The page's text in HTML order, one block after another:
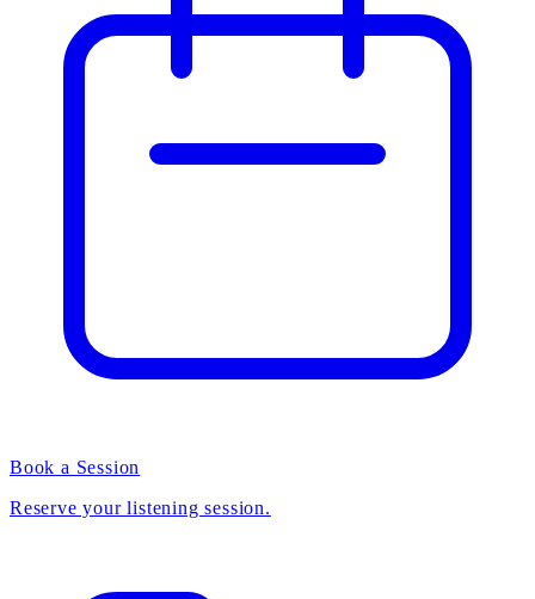
Book a Session
Reserve your listening session.